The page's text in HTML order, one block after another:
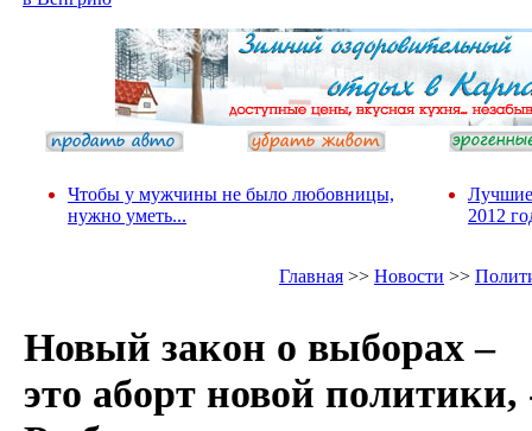
Чтобы у мужчины не было любовницы,
нужно уметь...
Лучшие
2012
Главная >> Новости >>
Новый закон о выборах –
это аборт новой политики,